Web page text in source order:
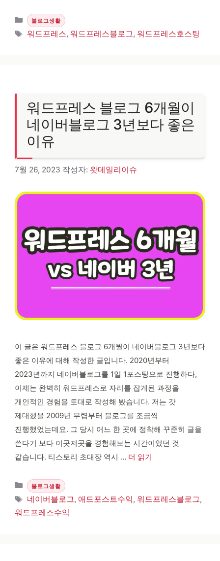
카테고리
블로그생활
태그
워드프레스, 워드프레스블로그, 워드프레스호스팅
워드프레스 블로그 6개월이
네이버블로그 3년보다 좋은
이유
7월 26, 2023 작성자: 왓데일리이슈
이 글은 워드프레스 블로그 6개월이 네이버블로그 3년보다
좋은 이유에 대해 작성한 글입니다. 2020년부터
2023년까지 네이버블로그를 1일 1포스팅으로 진행하다,
이제는 완벽히 워드프레스로 자리를 잡게된 과정을
개인적인 경험을 토대로 작성해 봤습니다. 저는 갓
제대했을 2009년 무렵부터 블로그를 조금씩
진행했었는데요. 그 당시 어느 한 곳에 정착해 꾸준히 글을
쓴다기 보다 이곳저곳을 경험해보는 시간이었던 것
같습니다. 티스토리 초대장 역시 … 더 읽기
카테고리
블로그생활
태그
네이버블로그, 애드포스트수익, 워드프레스블로그,
워드프레스수익